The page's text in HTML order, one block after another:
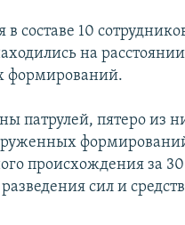
составе 10
на
формирований.
патрулей, пятеро из
происхождения за
сил и